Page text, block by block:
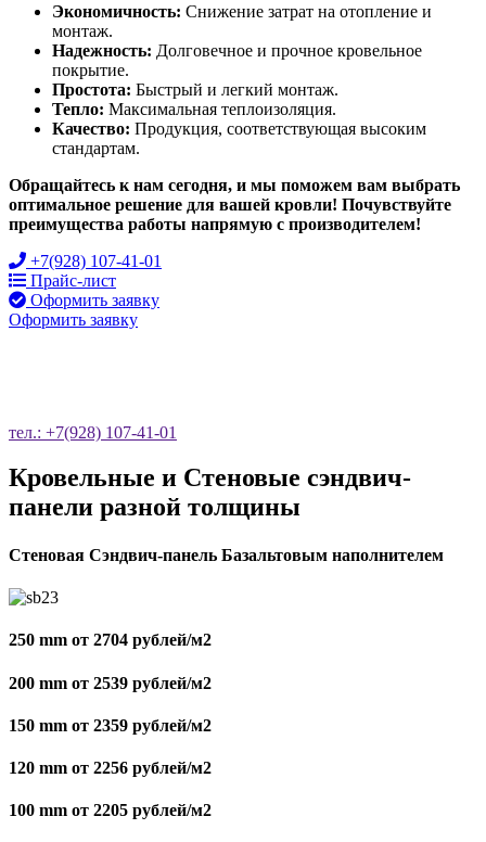
Экономичность: Снижение затрат на отопление и
монтаж.
Надежность: Долговечное и прочное кровельное
покрытие.
Простота: Быстрый и легкий монтаж.
Тепло: Максимальная теплоизоляция.
Качество: Продукция, соответствующая высоким
стандартам.
Обращайтесь к нам сегодня, и мы поможем вам выбрать
оптимальное решение для вашей кровли! Почувствуйте
преимущества работы напрямую с производителем!
+7(928) 107-41-01
Прайс-лист
Оформить заявку
Оформить заявку
тел.: +7(928) 107-41-01
Кровельные и Стеновые сэндвич-
панели разной толщины
Стеновая Сэндвич-панель Базальтовым наполнителем
250 mm от 2704 рублей/м2
200 mm от 2539 рублей/м2
150 mm от 2359 рублей/м2
120 mm от 2256 рублей/м2
100 mm от 2205 рублей/м2